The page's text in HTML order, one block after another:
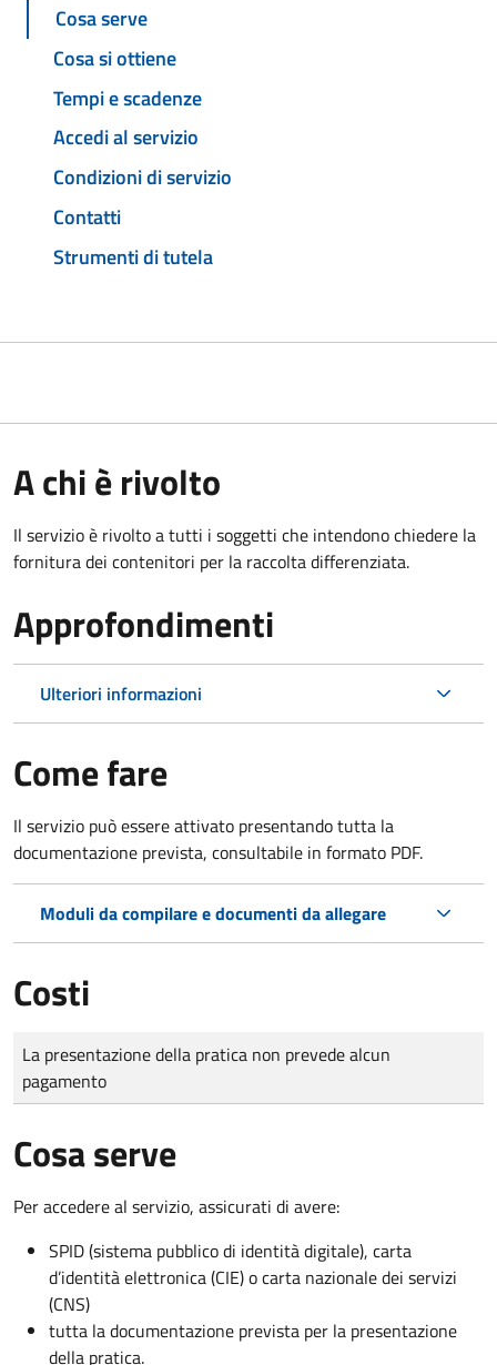
Cosa serve
Cosa si ottiene
Tempi e scadenze
Accedi al servizio
Condizioni di servizio
Contatti
Strumenti di tutela
A chi è rivolto
Il servizio è rivolto a tutti i soggetti che intendono chiedere la
fornitura dei contenitori per la raccolta differenziata.
Approfondimenti
Ulteriori informazioni
Come fare
Il servizio può essere attivato presentando tutta la
documentazione prevista, consultabile in formato PDF.
Moduli da compilare e documenti da allegare
Costi
Tipo di pagamento
Importo
La presentazione della pratica non prevede alcun
pagamento
Cosa serve
Per accedere al servizio, assicurati di avere:
SPID (sistema pubblico di identità digitale), carta
d’identità elettronica (CIE) o carta nazionale dei servizi
(CNS)
tutta la documentazione prevista per la presentazione
della pratica.